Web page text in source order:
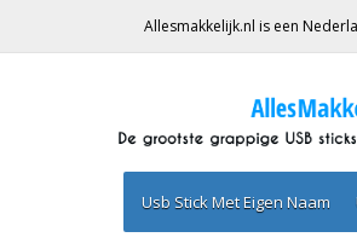
Allesmakkelijk.nl is een
Usb Stick Met Eigen Naam